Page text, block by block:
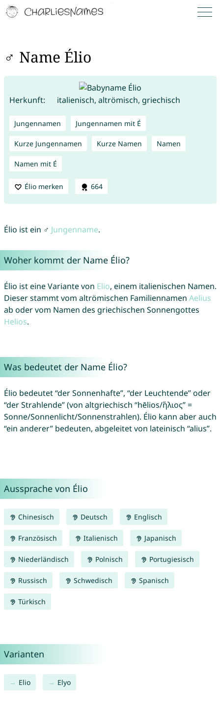
♂ Name Élio
Herkunft: italienisch, altrömisch, griechisch
Jungennamen Jungennamen mit É
Kurze Jungennamen Kurze Namen Namen
Namen mit É
Élio merken 664
Élio ist ein ♂ Jungenname.
Woher kommt der Name Élio?
Élio ist eine Variante von Elio, einem italienischen Namen.
Dieser stammt vom altrömischen Familiennamen Aelius
ab oder vom Namen des griechischen Sonnengottes
Helios.
Was bedeutet der Name Élio?
Élio bedeutet “der Sonnenhafte”, “der Leuchtende” oder
“der Strahlende” (von altgriechisch “hēlios/ἥλιος” =
Sonne/Sonnenlicht/Sonnenstrahlen). Élio kann aber auch
“ein anderer” bedeuten, abgeleitet von lateinisch “alius”.
Aussprache von Élio
Chinesisch Deutsch Englisch
Französisch Italienisch Japanisch
Niederländisch Polnisch Portugiesisch
Russisch Schwedisch Spanisch
Türkisch
Varianten
Elio Elyo